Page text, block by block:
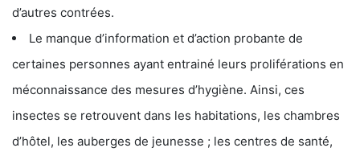
d’autres contrées.
Le manque d’information et d’action probante de
certaines personnes ayant entrainé leurs proliférations en
méconnaissance des mesures d’hygiène. Ainsi, ces
insectes se retrouvent dans les habitations, les chambres
d’hôtel, les auberges de jeunesse ; les centres de santé,